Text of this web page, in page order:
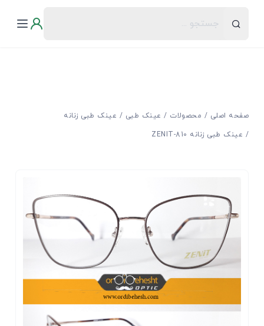
صفحه اصلی محصولات عینک طبی
عینک طبی زنانه
عینک طبی زنانه ZENIT-810